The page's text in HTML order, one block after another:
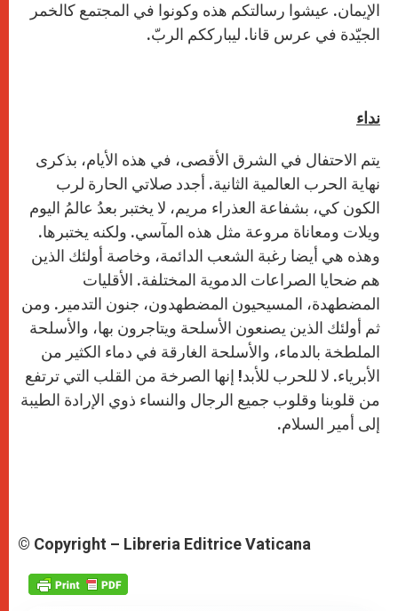
الإيمان. عيشوا رسالتكم هذه وكونوا في المجتمع كالخمر
الجيّدة في عرس قانا. ليبارككم الربّ.
نداء
يتم الاحتفال في الشرق الأقصى، في هذه الأيام، بذكرى
نهاية الحرب العالمية الثانية. أجدد صلاتي الحارة لرب
الكون كي، بشفاعة العذراء مريم، لا يختبر بعدُ عالمُ اليوم
ويلات ومعاناة مروعة مثل هذه المآسي. ولكنه يختبرها.
وهذه هي أيضا رغبة الشعب الدائمة، وخاصة أولئك الذين
هم ضحايا الصراعات الدموية المختلفة. الأقليات
المضطهدة، المسيحيون المضطهدون، جنون التدمير. ومن
ثم أولئك الذين يصنعون الأسلحة ويتاجرون بها، والأسلحة
الملطخة بالدماء، والأسلحة الغارقة في دماء الكثير من
الأبرياء. لا للحرب للأبد! إنها الصرخة من القلب التي ترتفع
من قلوبنا وقلوب جميع الرجال والنساء ذوي الإرادة الطيبة
إلى أمير السلام.
© Copyright – Libreria Editrice Vaticana